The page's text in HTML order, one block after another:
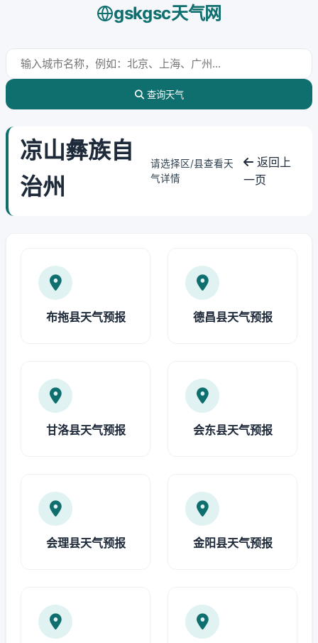
gskgsc天气网
查询天气
凉山彝族自
治州
请选择区/县查看天
气详情
返回上
一页
布拖县天气预报 德昌县天气预报
甘洛县天气预报 会东县天气预报
会理县天气预报 金阳县天气预报